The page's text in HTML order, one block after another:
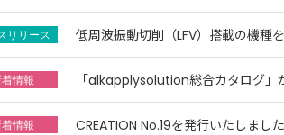
低周波振動切削（LFV）搭載の機種
「alkapplysolution総合カタログ」
CREATION No.19を発行いたしました